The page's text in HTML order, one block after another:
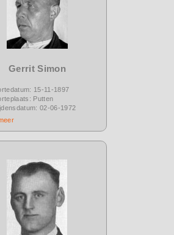
Gerrit Simon
15-11-1897
Putten
02-06-1972